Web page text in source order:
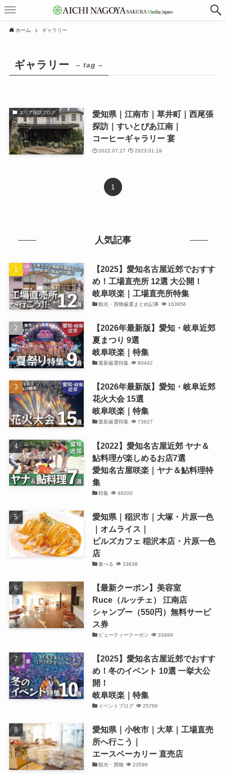
ホーム ギャラリー
ギャラリー – tag –
エリア探訪ブログ
愛知県｜江南市｜草井町｜西尾張
探訪｜すいとぴあ江南｜
コーヒーギャラリー 宴
2022.07.27 2023.01.19
1
人気記事
【2025】愛知名古屋近郊でおすす
め！工場直売所 12選 大公開！
岐阜咲楽｜工場直売所特集
観光・買物厳選まとめ記事 163956
【2026年最新版】愛知・岐阜近郊
夏まつり 9選
岐阜咲楽｜特集
最新厳選特集 80442
【2026年最新版】愛知・岐阜近郊
花火大会 15選
岐阜咲楽｜特集
最新厳選特集 73627
【2022】愛知名古屋近郊 ヤナ＆
鮎料理が楽しめるお店7選
愛知名古屋咲楽｜ヤナ＆鮎料理特
集
特集 48200
愛知県｜稲沢市｜大塚・片原一色
｜オムライス｜
ビルズカフェ 稲沢本店・片原一色
店
食べる 33638
【最新クーポン】美容室
Ruce（ルッチェ） 江南店
シャンプー（550円）無料サービ
ス券
ビューティークーポン 33499
【2025】愛知名古屋近郊でおすす
め！冬のイベント 10選 一挙大公
開！
岐阜咲楽｜特集
イベントブログ 25766
愛知県｜小牧市｜大草｜工場直売
所へ行こう｜
エースベーカリー 直売店
観光・買物 23598